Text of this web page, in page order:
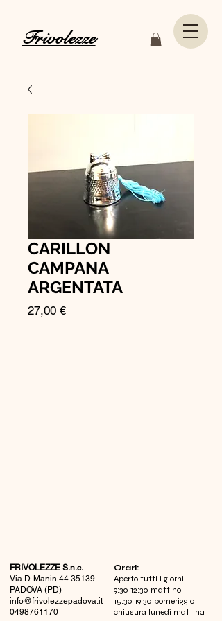
Frivolezze
CARILLON
CAMPANA
ARGENTATA
27,00 €Prezzo
FRIVOLEZZE S.n.c.
Via D. Manin 44 35139
PADOVA (PD)
info@frivolezzepadova.it
0498761170
​Orari:
Aperto tutti i giorni
9:30 12:30 mattino
15:30 19:30 pomeriggio
chiusura lunedì mattina